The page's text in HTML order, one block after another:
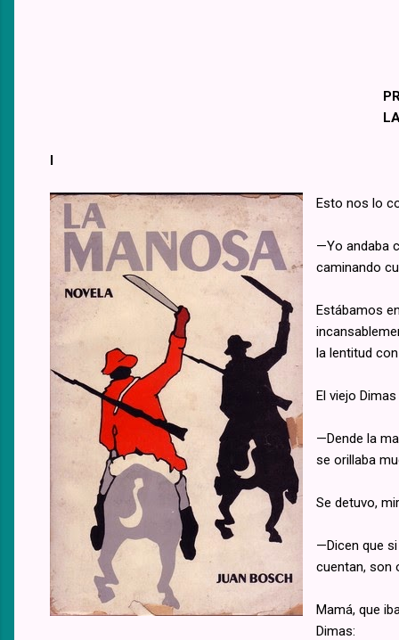
I
Esto nos lo
—Yo andaba
caminando
Estábamos
la lentitud
El viejo
—Dende la
se orillaba
Se detuvo,
—Dicen que
cuentan, son
Mamá, que
Dimas: